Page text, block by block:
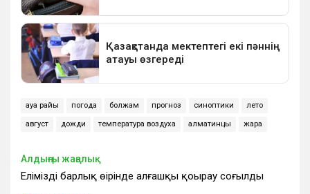
ауа райы погода болжам прогноз синоптики лето
август дожди температура воздуха алматинцы жара
Алдыңғы жаңалық
Еліміздің барлық өңірінде алғашқы қоңырау соғылды